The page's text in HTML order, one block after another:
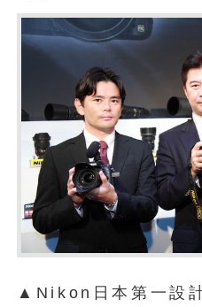
▲Nikon日本第一設